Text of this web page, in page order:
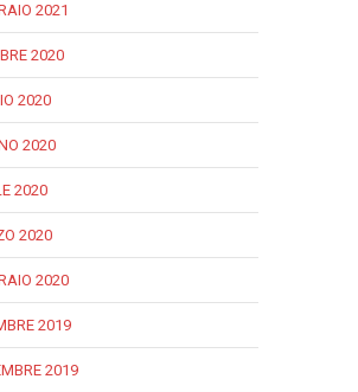
2021
2020
2020
2020
2020
2020
2020
2019
2019